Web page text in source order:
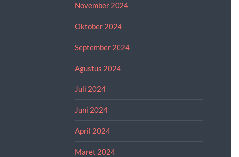
November 2024
Oktober 2024
September 2024
Agustus 2024
Juli 2024
Juni 2024
April 2024
Maret 2024